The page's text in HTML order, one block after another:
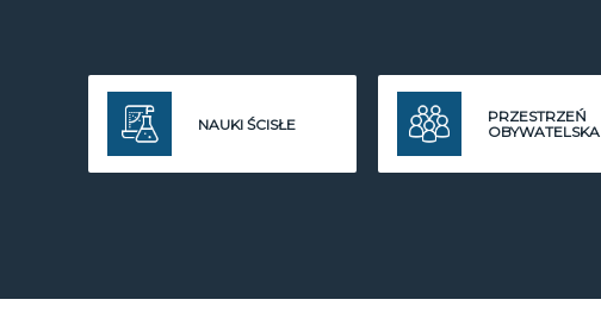
NAUKI ŚCISŁE
PRZESTRZEŃ
OBYWATELSKA